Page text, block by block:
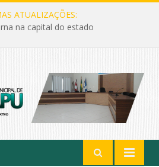
ATUALIZAÇÕES:
na capital do estado